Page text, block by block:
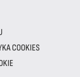
COOKIES